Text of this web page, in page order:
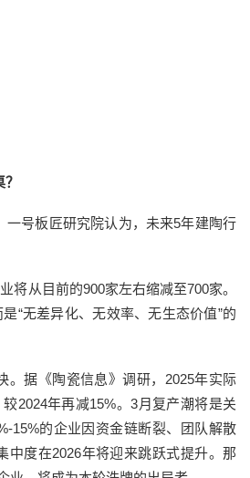
一号板匠研究院认为，未来5年建陶行
将从目前的900家左右缩减至700家。
“无差异化、无效率、无生态价值”的
。据《陶瓷信息》调研，2025年实际
2024年再减15%。3月复产潮将是关
的企业因资金链断裂、团队解散
中度在2026年将迎来跳跃式提升。那